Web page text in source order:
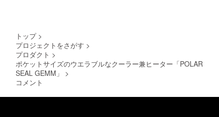
トップ >
プロジェクトをさがす >
プロダクト >
ポケットサイズのウエラブルなクーラー兼ヒーター「POLAR
SEAL GEMM」
>
コメント